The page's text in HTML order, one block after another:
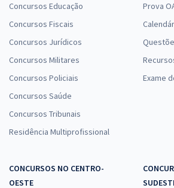
IFFAR - Instituto Federal de Educação,
à vista
R$28,65
Economize R$ 85,96 (-
Farroupilha - Área/Subárea 16: . Letras -
à vista
Concursos Educação
Concursos Fiscais
Concursos Jurídicos
Concursos Militares
Concursos Policiais
Concursos Saúde
Concursos Tribunais
Residência Multiprofissional
Prova
Exame
CONCURSOS NO CENTRO-
OESTE